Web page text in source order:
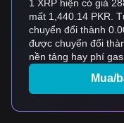
1 XRP hiện có giá
mất 1,440.14 PKR.
chuyển đổi thành
được chuyển đổi
nền tảng hay phí gas.
Mua/